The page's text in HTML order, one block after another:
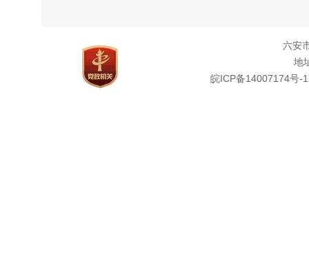
六安
地
皖ICP备14007174号-1